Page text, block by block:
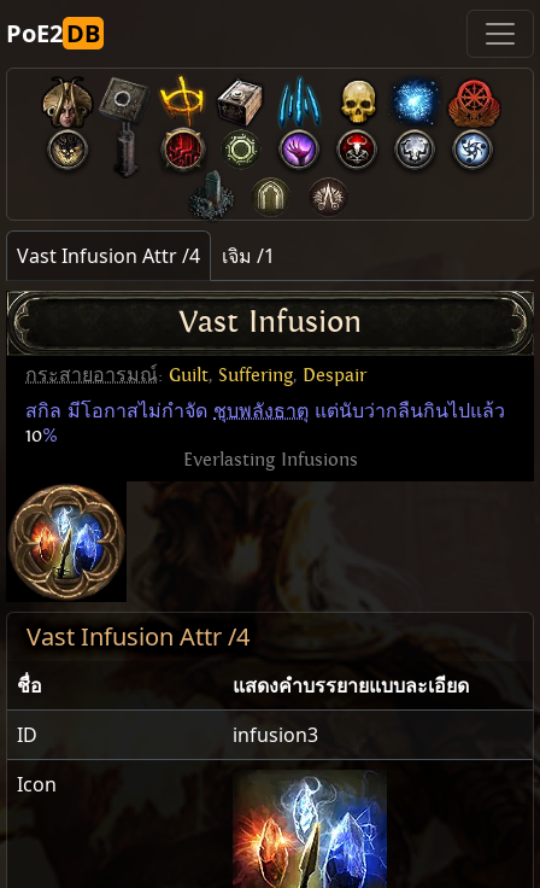
PoE2DB
Vast Infusion Attr /4 เจิม /1
Vast Infusion
กระสายอารมณ์: Guilt, Suffering, Despair
สกิล มีโอกาสไม่กำจัด ชุบพลังธาตุ แต่นับว่ากลืนกินไปแล้ว
10%
Everlasting Infusions
Vast Infusion Attr /4
ชื่อ
แสดงคำบรรยายแบบละเอียด
ID
infusion3
Icon